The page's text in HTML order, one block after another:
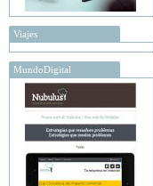
Viajes
MundoDigital